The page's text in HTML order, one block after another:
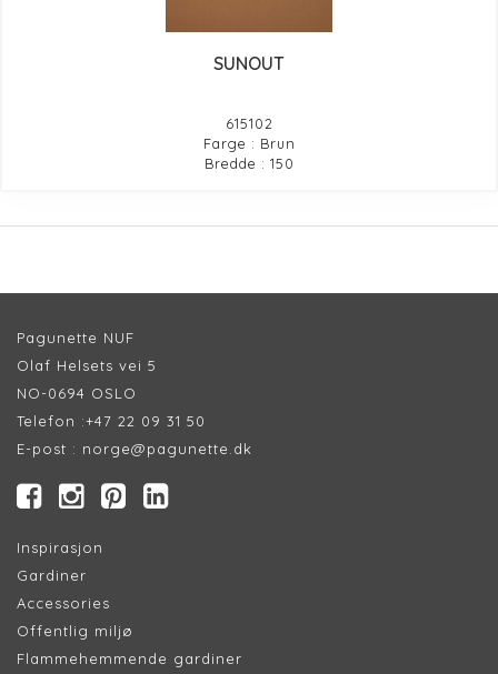
SUNOUT
615102
Farge : Brun
Bredde : 150
Pagunette NUF
Olaf Helsets vei 5
NO-0694 OSLO
Telefon :+47 22 09 31 50
E-post : norge@pagunette.dk
Inspirasjon
Gardiner
Accessories
Offentlig miljø
Flammehemmende gardiner